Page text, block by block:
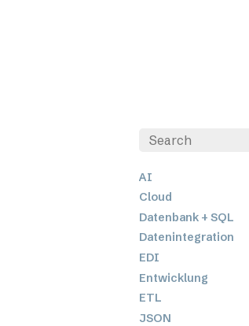
AI
Cloud
Datenbank + SQL
Datenintegration
EDI
Entwicklung
ETL
JSON